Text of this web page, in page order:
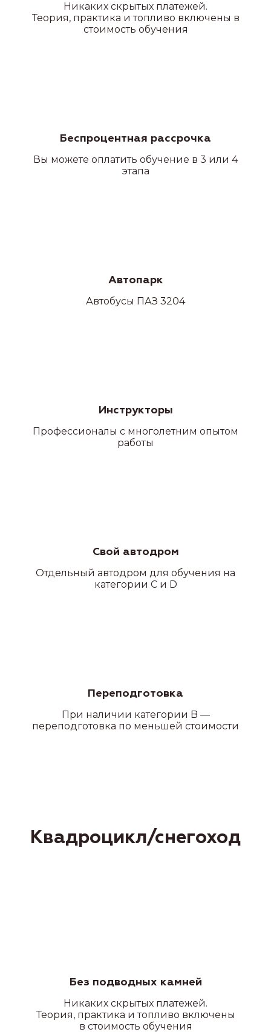
Никаких скрытых платежей.
Теория, практика и топливо включены в
стоимость обучения
Беспроцентная рассрочка
Вы можете оплатить обучение в 3 или 4
этапа
Автопарк
Автобусы ПАЗ 3204
Инструкторы
Профессионалы с многолетним опытом
работы
Свой автодром
Отдельный автодром для обучения на
категории C и D
Переподготовка
При наличии категории B —
переподготовка по меньшей стоимости
Без подводных камней
Никаких скрытых платежей.
Теория, практика и топливо включены
в стоимость обучения
Наши преимущества